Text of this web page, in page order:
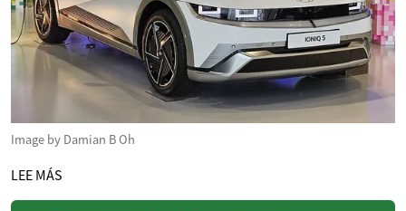
Image by Damian B Oh
LEE MÁS